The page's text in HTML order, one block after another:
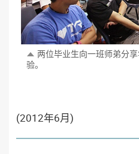
两位毕业生向一班师弟分
验。
(2012年6月)